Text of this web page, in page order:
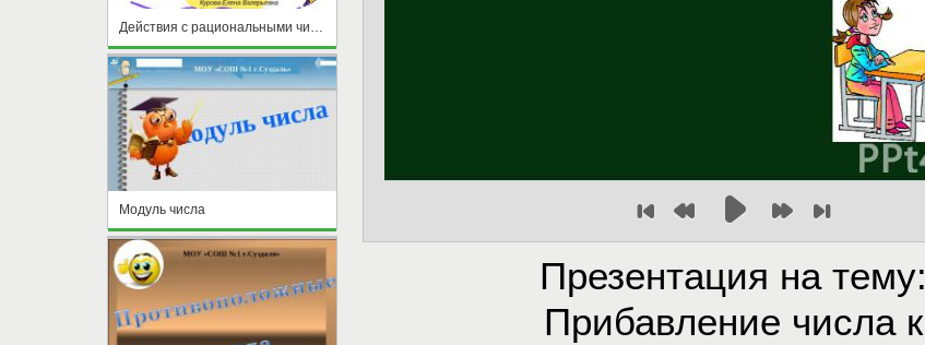
Действия с рациональными числами
Модуль числа
Презентация на тему:
Прибавление числа к